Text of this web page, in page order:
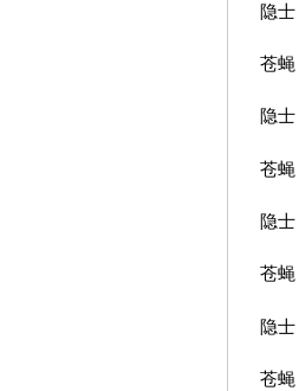
隐
苍蝇
隐
苍蝇
隐
苍蝇
隐
苍蝇